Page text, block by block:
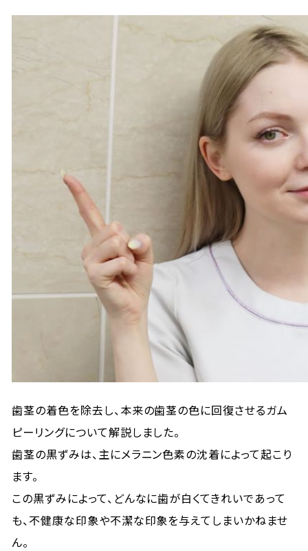
歯茎の着色を除去し、本来の歯茎の色に回復させるガム
ピーリングについて解説しました。
歯茎の黒ずみは、主にメラニン色素の沈着によって起こり
ます。
この黒ずみによって、どんなに歯が白くてきれいであって
も、不健康な印象や不潔な印象を与えてしまいかねませ
ん。